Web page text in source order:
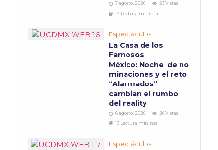
7 agosto, 2026
23 Vistas
14 Lectura mínima
Espectáculos
La Casa de los
Famosos
México: Noche de no
minaciones y el reto
“Alarmados”
cambian el rumbo
del reality
6 agosto, 2026
26 Vistas
13 Lectura mínima
Espectáculos